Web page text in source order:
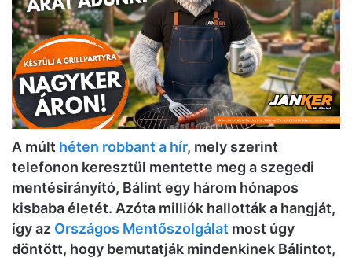
A múlt héten robbant a hír, mely szerint
telefonon keresztül mentette meg a szegedi
mentésirányító, Bálint egy három hónapos
kisbaba életét. Azóta milliók hallották a hangját,
így az Országos Mentőszolgálat most úgy
döntött, hogy bemutatják mindenkinek Bálintot,